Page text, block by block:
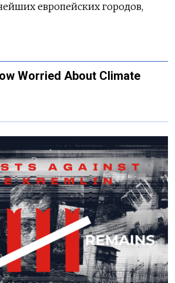
европейских городов,‌
Worried About Climate